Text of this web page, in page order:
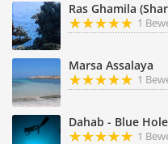
Ras Ghamila
1
Marsa Assalaya
1
Dahab - Blue Hole
1